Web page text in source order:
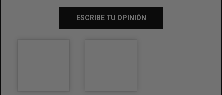
ESCRIBE TU OPINIÓN